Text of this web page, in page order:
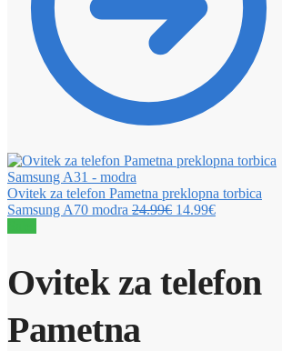
Ovitek za telefon Pametna preklopna torbica
Samsung A70 modra 24.99€ 14.99€
Ovitek za telefon
Pametna